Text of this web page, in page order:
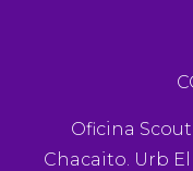
Oficina
Chacaito. Urb El